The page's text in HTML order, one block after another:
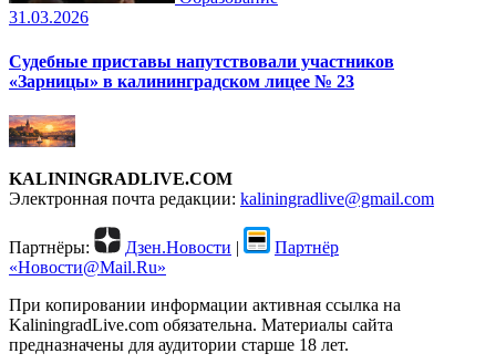
31.03.2026
Судебные приставы напутствовали участников
«Зарницы» в калининградском лицее № 23
KALININGRADLIVE.COM
Электронная почта редакции: kaliningradlive@gmail.com
Партнёры: Дзен.Новости |
Партнёр
«Новости@Mail.Ru»
При копировании информации активная ссылка на
KaliningradLive.com обязательна. Материалы сайта
предназначены для аудитории старше 18 лет.